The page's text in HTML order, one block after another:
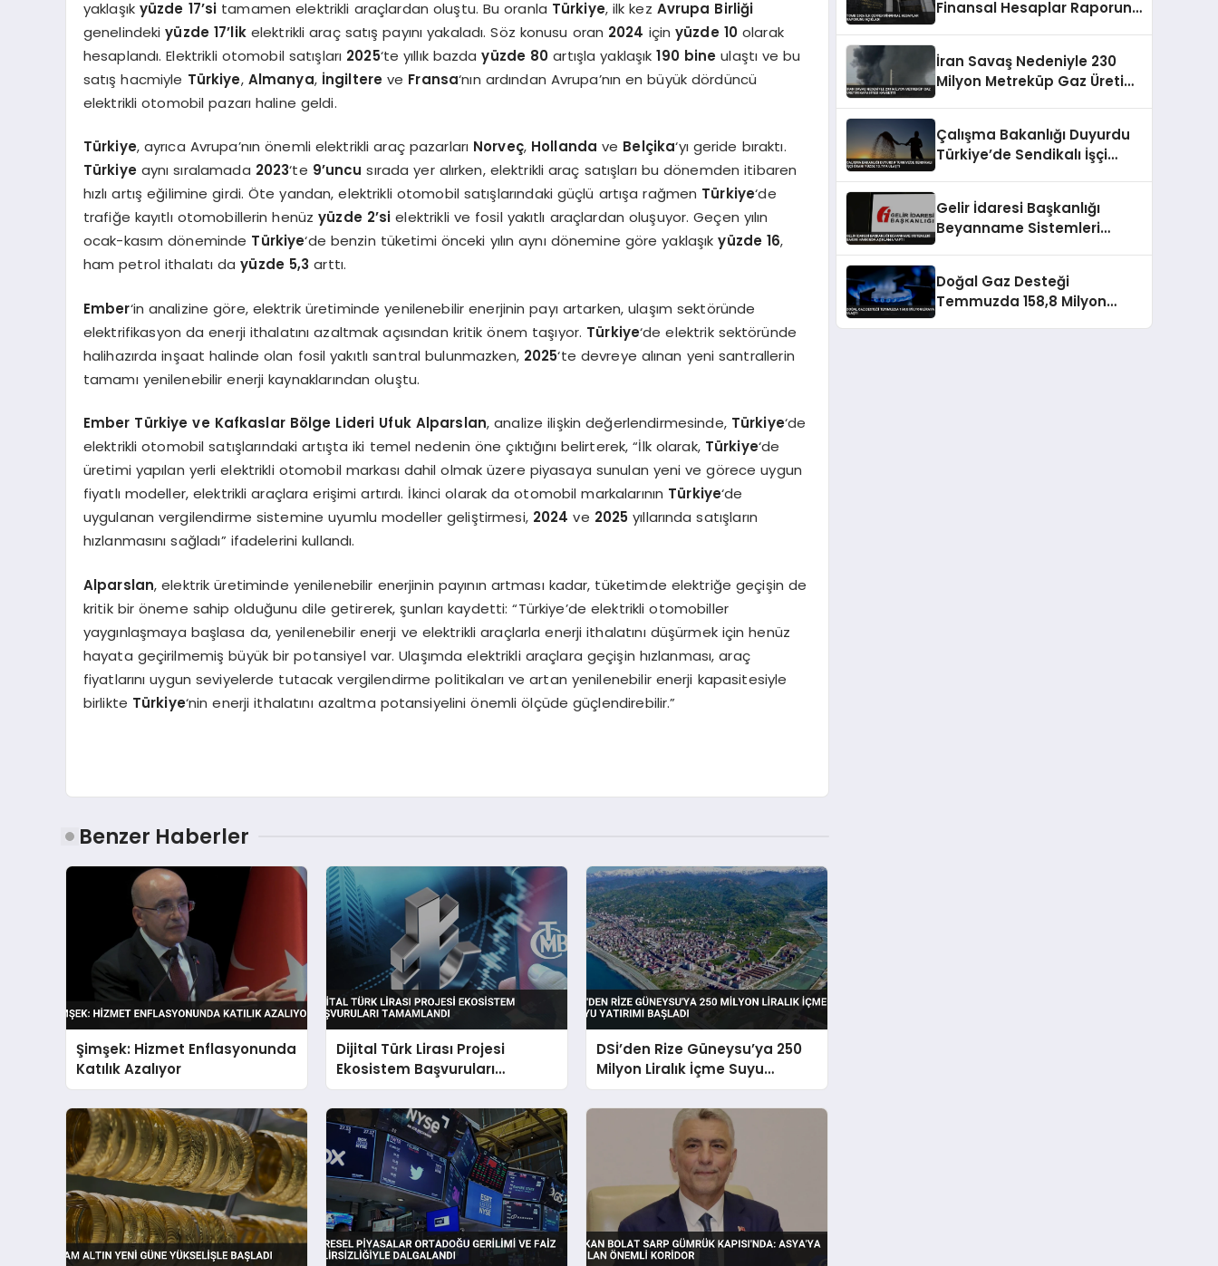
yaklaşık yüzde 17’si tamamen elektrikli araçlardan oluştu. Bu oranla Türkiye, ilk kez Avrupa Birliği
genelindekiyüzde 17’likelektrikli araç satış payını yakaladı. Söz konusu oran 2024 içinyüzde 10 olarak
hesaplandı. Elektrikli otomobil satışları 2025‘te yıllık bazdayüzde 80 artışla yaklaşık190 bine ulaştı ve bu
satış hacmiyle Türkiye, Almanya, İngiltere ve Fransa‘nın ardından Avrupa’nın en büyük dördüncü
elektrikli otomobil pazarı haline geldi.
Türkiye, ayrıca Avrupa’nın önemli elektrikli araç pazarları Norveç, Hollanda ve Belçika‘yı geride bıraktı.
Türkiyeaynı sıralamada 2023‘te 9’uncu sırada yer alırken, elektrikli araç satışları bu dönemden itibaren
hızlı artış eğilimine girdi. Öte yandan, elektrikli otomobil satışlarındaki güçlü artışa rağmen Türkiye‘de
trafiğe kayıtlı otomobillerin henüzyüzde 2’si elektrikli ve fosil yakıtlı araçlardan oluşuyor. Geçen yılın
ocak-kasım döneminde Türkiye‘de benzin tüketimi önceki yılın aynı dönemine göre yaklaşıkyüzde 16,
ham petrol ithalatı dayüzde 5,3 arttı.
Ember‘in analizine göre, elektrik üretiminde yenilenebilir enerjinin payı artarken, ulaşım sektöründe
elektrifikasyon da enerji ithalatını azaltmak açısından kritik önem taşıyor. Türkiye‘de elektrik sektöründe
halihazırda inşaat halinde olan fosil yakıtlı santral bulunmazken, 2025‘te devreye alınan yeni santrallerin
tamamı yenilenebilir enerji kaynaklarından oluştu.
Ember Türkiye ve Kafkaslar Bölge Lideri Ufuk Alparslan, analize ilişkin değerlendirmesinde, Türkiye‘de
elektrikli otomobil satışlarındaki artışta iki temel nedenin öne çıktığını belirterek, “İlk olarak, Türkiye‘de
üretimi yapılan yerli elektrikli otomobil markası dahil olmak üzere piyasaya sunulan yeni ve görece uygun
fiyatlı modeller, elektrikli araçlara erişimi artırdı. İkinci olarak da otomobil markalarının Türkiye‘de
uygulanan vergilendirme sistemine uyumlu modeller geliştirmesi, 2024 ve 2025 yıllarında satışların
hızlanmasını sağladı” ifadelerini kullandı.
Alparslan, elektrik üretiminde yenilenebilir enerjinin payının artması kadar, tüketimde elektriğe geçişin de
kritik bir öneme sahip olduğunu dile getirerek, şunları kaydetti: “Türkiye’de elektrikli otomobiller
yaygınlaşmaya başlasa da, yenilenebilir enerji ve elektrikli araçlarla enerji ithalatını düşürmek için henüz
hayata geçirilmemiş büyük bir potansiyel var. Ulaşımda elektrikli araçlara geçişin hızlanması, araç
fiyatlarını uygun seviyelerde tutacak vergilendirme politikaları ve artan yenilenebilir enerji kapasitesiyle
birlikte Türkiye‘nin enerji ithalatını azaltma potansiyelini önemli ölçüde güçlendirebilir.”
Benzer Haberler
Şimşek: Hizmet Enflasyonunda
Katılık Azalıyor
Dijital Türk Lirası Projesi
Ekosistem Başvuruları
Tamamlandı
DSİ’den Rize Güneysu’ya 250
Milyon Liralık İçme Suyu
Yatırımı Başladı
Finansal Hesaplar Raporunu
İran Savaş Nedeniyle 230
Milyon Metreküp Gaz Üretim
Çalışma Bakanlığı Duyurdu
Türkiye’de Sendikalı İşçi
Gelir İdaresi Başkanlığı
Beyanname Sistemleri
Doğal Gaz Desteği
Temmuzda 158,8 Milyon